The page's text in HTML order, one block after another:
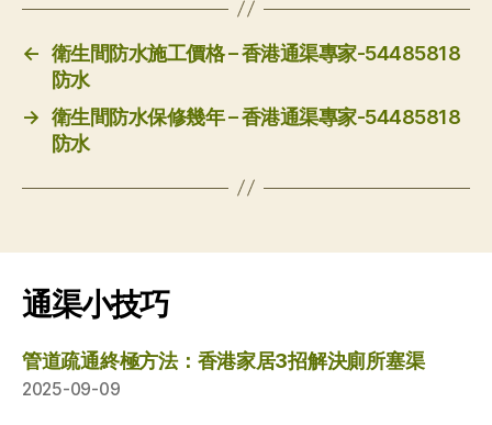
← 衛生間防水施工價格 – 香港通渠專家-54485818
防水
→ 衛生間防水保修幾年 – 香港通渠專家-54485818
防水
通渠小技巧
管道疏通終極方法：香港家居3招解決廁所塞渠
2025-09-09